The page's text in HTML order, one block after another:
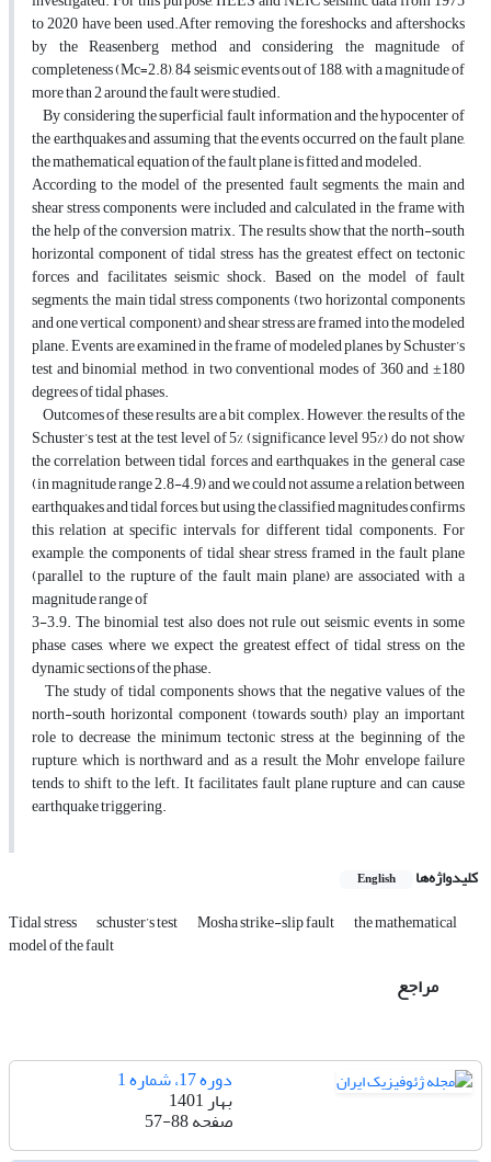
to 2020 have been used.After removing the foreshocks and aftershocks
by the Reasenberg method and considering the magnitude of
completeness (Mc=2.8), 84 seismic events out of 188, with a magnitude of
more than 2 around the fault were studied.
By considering the superficial fault information and the hypocenter of
the earthquakes and assuming that the events occurred on the fault plane,
the mathematical equation of the fault plane is fitted and modeled.
According to the model of the presented fault segments, the main and
shear stress components were included and calculated in the frame with
the help of the conversion matrix. The results show that the north-south
horizontal component of tidal stress has the greatest effect on tectonic
forces and facilitates seismic shock. Based on the model of fault
segments, the main tidal stress components (two horizontal components
and one vertical component) and shear stress are framed into the modeled
plane. Events are examined in the frame of modeled planes by Schuster’s
test and binomial method, in two conventional modes of 360 and ±180
degrees of tidal phases.
Outcomes of these results are a bit complex. However, the results of the
Schuster’s test at the test level of 5% (significance level 95%) do not show
the correlation between tidal forces and earthquakes in the general case
(in magnitude range 2.8-4.9) and we could not assume a relation between
earthquakes and tidal forces, but using the classified magnitudes confirms
this relation at specific intervals for different tidal components. For
example, the components of tidal shear stress framed in the fault plane
(parallel to the rupture of the fault main plane) are associated with a
magnitude range of
3-3.9. The binomial test also does not rule out seismic events in some
phase cases, where we expect the greatest effect of tidal stress on the
dynamic sections of the phase.
The study of tidal components shows that the negative values of the
north-south horizontal component (towards south) play an important
role to decrease the minimum tectonic stress at the beginning of the
rupture, which is northward and as a result, the Mohr envelope failure
tends to shift to the left. It facilitates fault plane rupture and can cause
earthquake triggering.
کلیدواژه‌ها English
Tidal stress schuster’s test Mosha strike-slip fault the mathematical
model of the fault
مراجع
دوره 17، شماره 1
بهار 1401
صفحه57-88